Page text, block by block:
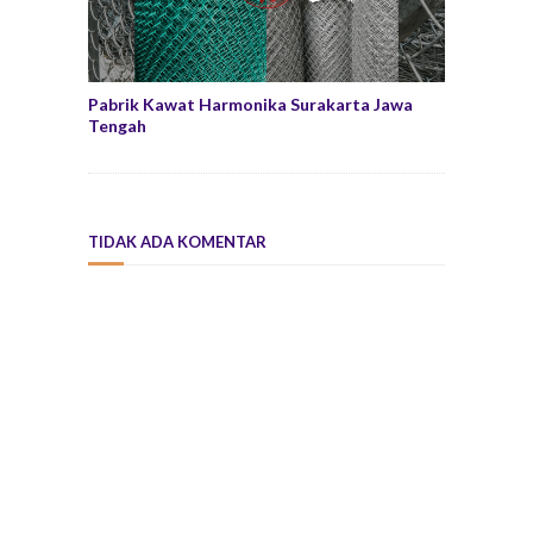
Pabrik Kawat Harmonika Surakarta Jawa
Tengah
TIDAK ADA KOMENTAR